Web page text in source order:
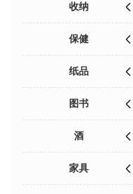
收纳
保健
纸品
图书
酒
家具